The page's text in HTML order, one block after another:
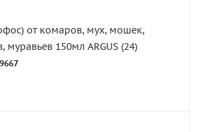
от комаров, мух, мошек,
муравьев 150мл ARGUS (24)